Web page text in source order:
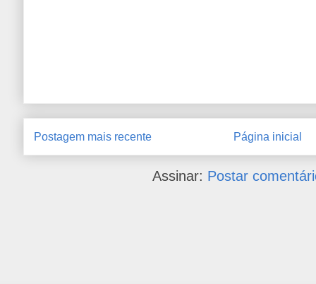
Postagem mais recente Página inicial
Assinar: Postar